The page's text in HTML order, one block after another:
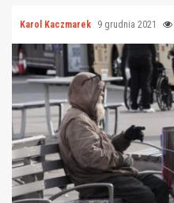
Karol Kaczmarek 9 grudnia 2021